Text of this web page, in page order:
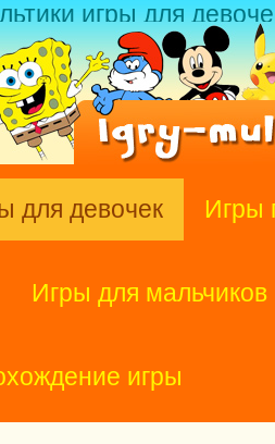
игры для
для девочек Игры
Игры для мальчиков
игры